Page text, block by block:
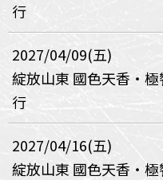
行
2027/04/09(五)
綻放山東 國色天香・
行
2027/04/16(五)
綻放山東 國色天香・